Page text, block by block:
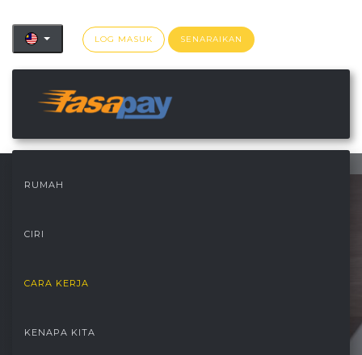
LOG MASUK SENARAIKAN
RUMAH
CIRI
CARA KERJA
KENAPA KITA